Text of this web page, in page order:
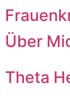
Über
Theta